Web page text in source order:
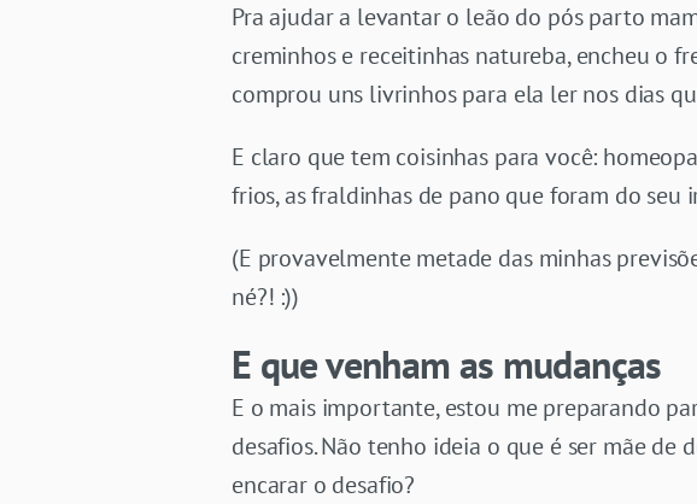
Pra ajudar a levantar o leão do pós parto
creminhos e receitinhas natureba, encheu o
comprou uns livrinhos para ela ler nos dias
E claro que tem coisinhas para você:
frios, as fraldinhas de pano que foram do
(E provavelmente metade das minhas
né?! :))
E que venham as mudanças
E o mais importante, estou me preparando
desafios. Não tenho ideia o que é ser mãe de
encarar o desafio?